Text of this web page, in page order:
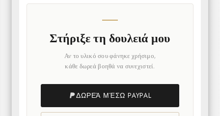
Στήριξε τη δουλειά μου
Αν το υλικό σου φάνηκε χρήσιμο,
κάθε δωρεά βοηθά να συνεχιστεί.
ΔΩΡΕΆ ΜΈΣΩ PAYPAL